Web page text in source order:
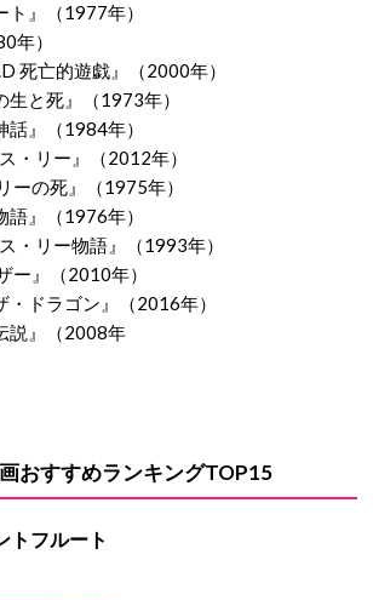
ト』（1977年）
年）
死亡的遊戯』（2000年）
生と死』（1973年）
話』（1984年）
・リー』（2012年）
ーの死』（1975年）
語』（1976年）
・リー物語』（1993年）
ー』（2010年）
・ドラゴン』（2016年）
説』（2008年
おすすめランキングTOP15
トフルート